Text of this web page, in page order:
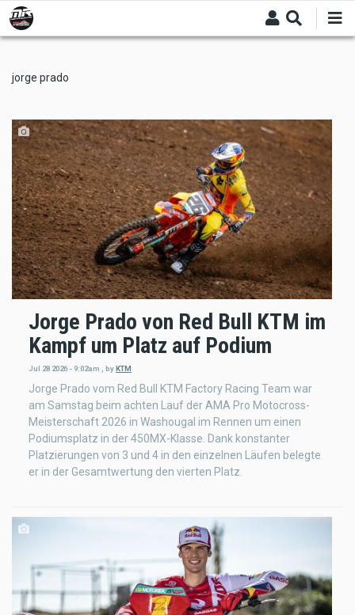
Skip
to
main
jorge prado
Jorge Prado von Red Bull KTM im
Kampf um Platz auf Podium
Jul 28 2026 - 9:02am , by KTM
Jorge Prado vom Red Bull KTM Factory Racing Team war
am Samstag beim achten Lauf der AMA Pro Motocross-
Meisterschaft 2026 in Washougal im Rennen um einen
Podiumsplatz in der 450MX-Klasse. Dank konstanter
Platzierungen von 3 und 4 in den einzelnen Läufen belegte
er in der Gesamtwertung den vierten Platz.